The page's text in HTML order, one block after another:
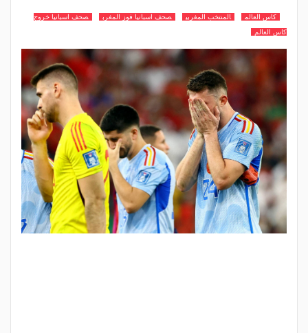
كاس العالم المنتخب المغربي صحف اسبانيا فوز المغرب
صحف اسبانيا خروج
كاس العالم